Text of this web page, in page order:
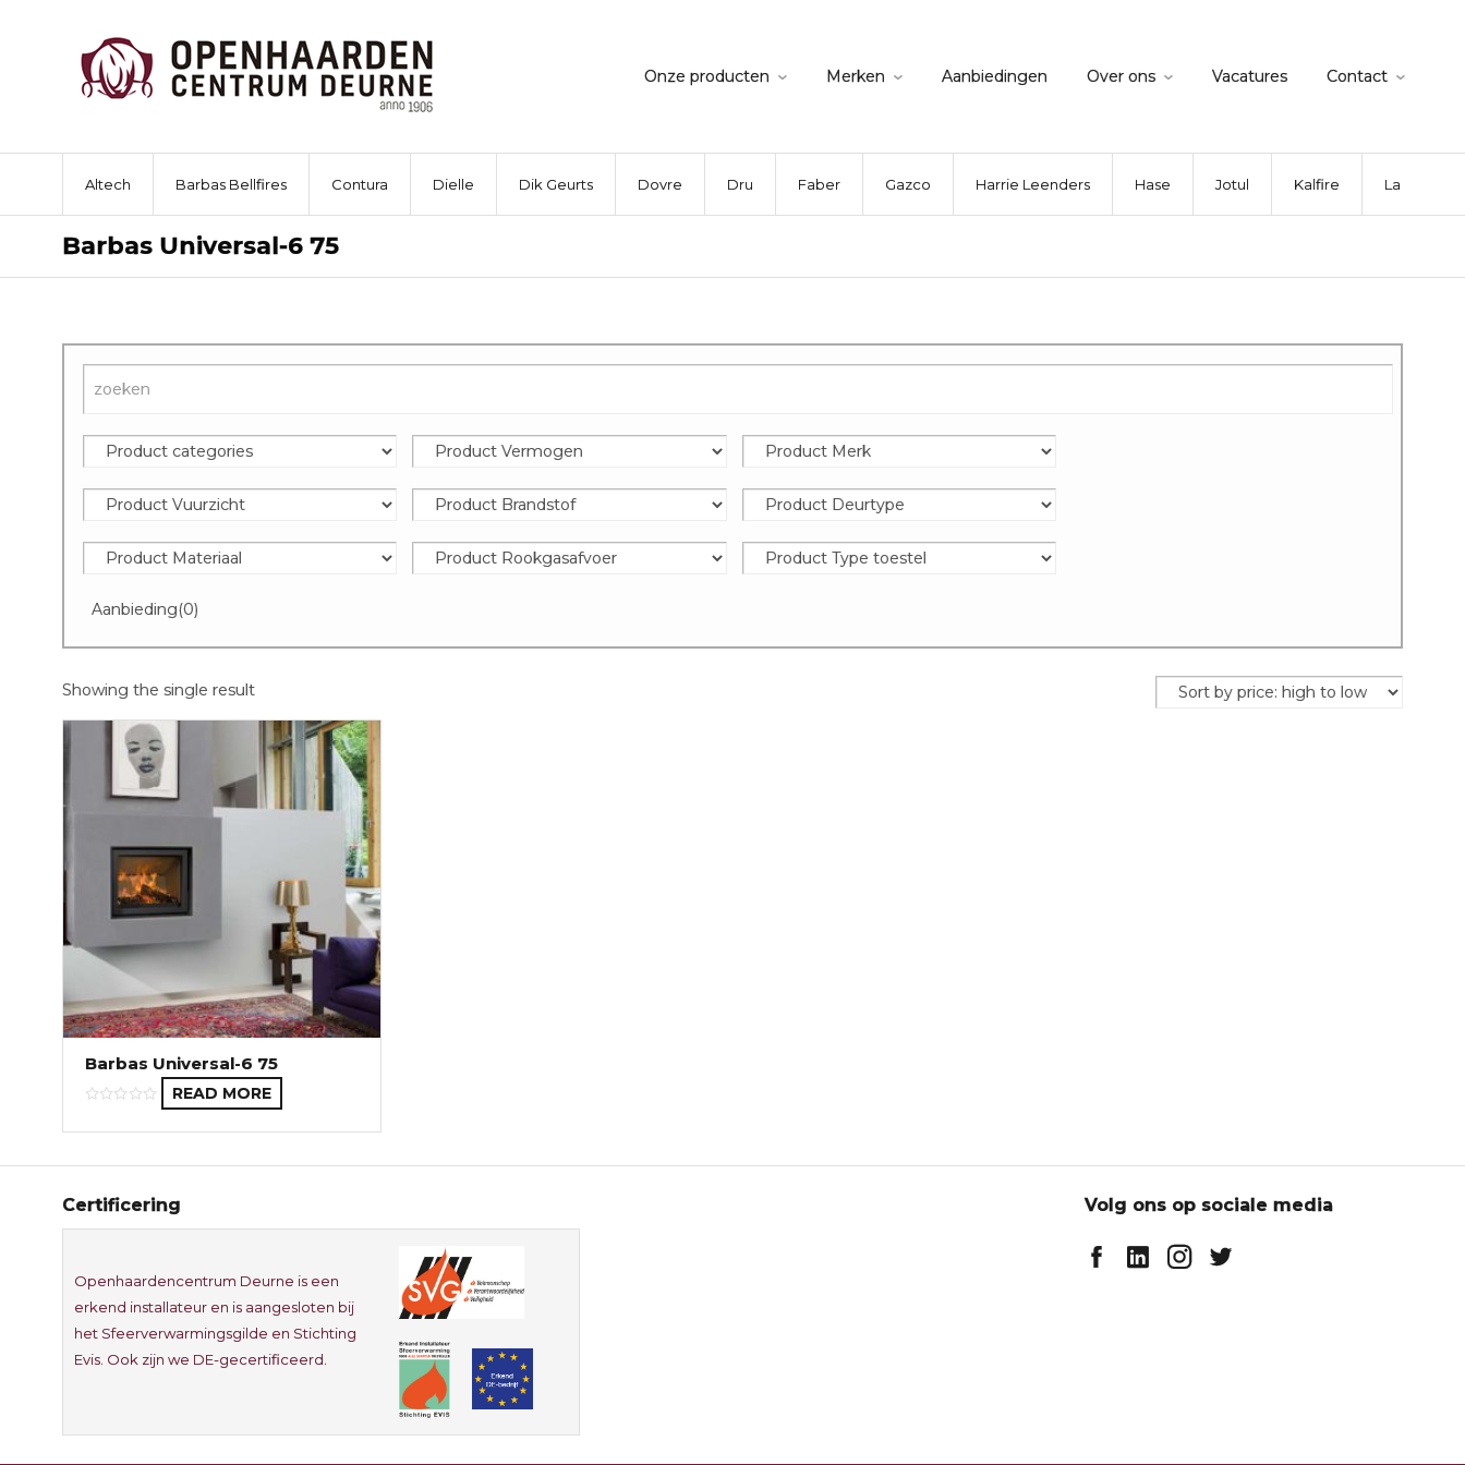
Onze producten Merken Aanbiedingen Over ons Vacatures Contact
Altech Barbas Bellfires Contura Dielle Dik Geurts Dovre Dru Faber Gazco Harrie Leenders Hase Jotul Kalfire La
Barbas Universal-6 75
Aanbieding(0)
Showing the single result
Barbas Universal-6 75
READ MORE
Certificering
Openhaardencentrum Deurne is een
erkend installateur en is aangesloten bij
het Sfeerverwarmingsgilde en Stichting
Evis. Ook zijn we DE-gecertificeerd.
Volg ons op sociale media